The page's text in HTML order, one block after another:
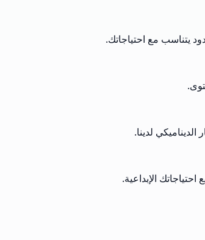
يتناسب مع احتياجاتك.
لدينا.
الإبداعية.